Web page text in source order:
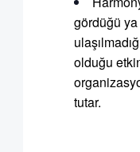
gördüğü ya
olduğu
tutar.